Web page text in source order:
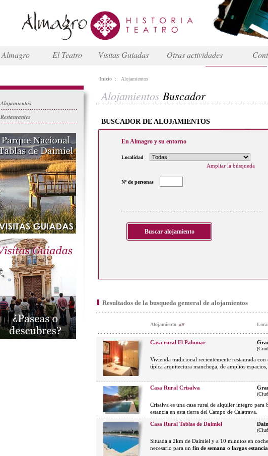
Almagro El Teatro Visitas Guiadas Otras actividades
Alojamientos
Restaurantes
Inicio :: Alojamientos
Alojamientos Buscador
BUSCADOR DE ALOJAMIENTOS
En Almagro y su entorno
Localidad
Ampliar la búsqueda
Nº de personas
Resultados de la busqueda gemeral de alojamientos
Alojamiento
Casa rural El Palomar
Vivienda tradicional recientemente restaurada
típica arquitectura manchega, de amplios
Casa Rural Crisalva
Crisalva es una casa rural de alquiler íntegro para
estancia en esta tierra del Campo de Calatrava.
Casa Rural Tablas de Daimiel
Situada a 2km de Daimiel y a 10 minutos en
necesario para un fin de semana o largas